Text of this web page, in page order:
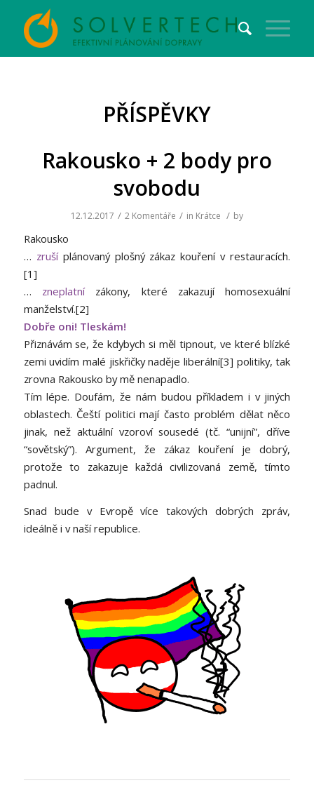
PŘÍSPĚVKY
Rakousko + 2 body pro
svobodu
12.12.2017 / 2 Komentáře / in Krátce / by
Rakousko
… zrušíplánovaný plošný zákaz kouření v restauracích.
[1]
… zneplatnízákony, které zakazují homosexuální
manželství.[2]
Dobře oni! Tleskám!
Přiznávám se, že kdybych si měl tipnout, ve které blízké
zemi uvidím malé jiskřičky naděje liberální[3] politiky, tak
zrovna Rakousko by mě nenapadlo.
Tím lépe. Doufám, že nám budou příkladem i v jiných
oblastech. Čeští politici mají často problém dělat něco
jinak, než aktuální vzoroví sousedé (tč. “unijní”, dříve
“sovětský”). Argument, že zákaz kouření je dobrý,
protože to zakazuje každá civilizovaná země, tímto
padnul.
Snad bude v Evropě více takových dobrých zpráv,
ideálně i v naší republice.